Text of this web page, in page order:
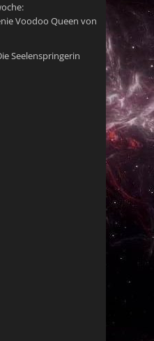
Voodoo Queen von
Seelenspringerin